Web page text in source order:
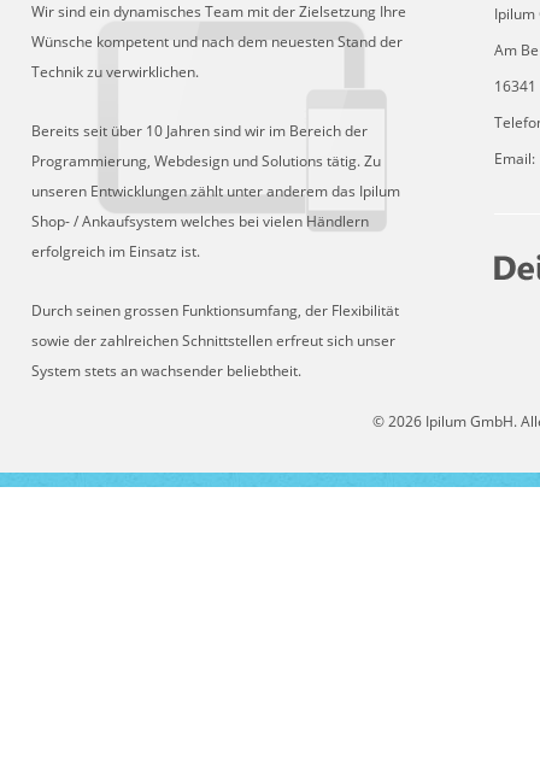
Wir sind ein dynamisches Team mit der Zielsetzung Ihre
Wünsche kompetent und nach dem neuesten Stand der
Technik zu verwirklichen.
Bereits seit über 10 Jahren sind wir im Bereich der
Programmierung, Webdesign und Solutions tätig. Zu
unseren Entwicklungen zählt unter anderem das Ipilum
Shop- / Ankaufsystem welches bei vielen Händlern
erfolgreich im Einsatz ist.
Durch seinen grossen Funktionsumfang, der Flexibilität
sowie der zahlreichen Schnittstellen erfreut sich unser
System stets an wachsender beliebtheit.
Ipilum
Am
© 2026 Ipilum GmbH.